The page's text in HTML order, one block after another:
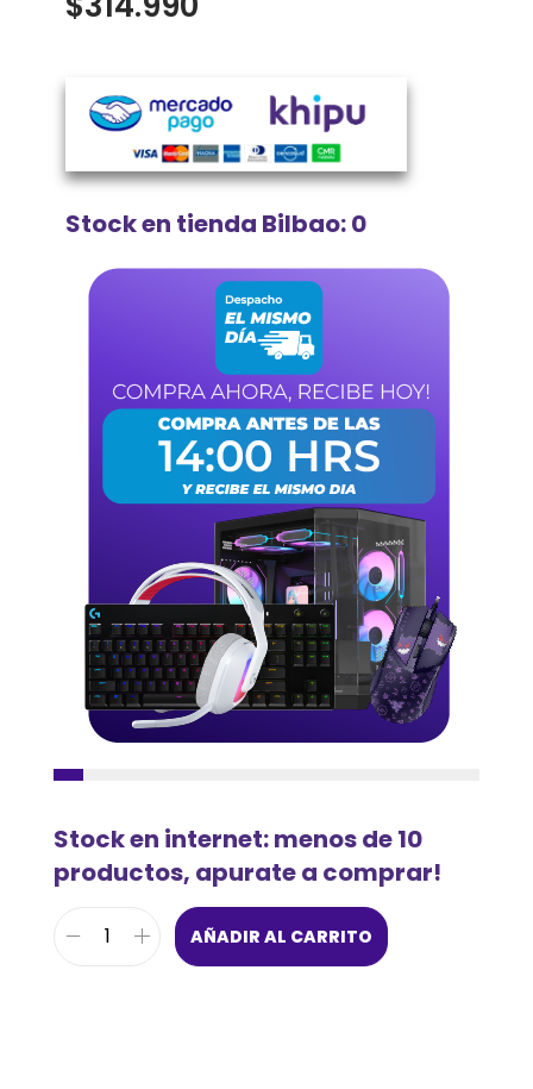
Stock en tienda Bilbao: 0
Stock en internet: menos de 10
productos, apurate a comprar!
AÑADIR AL CARRITO